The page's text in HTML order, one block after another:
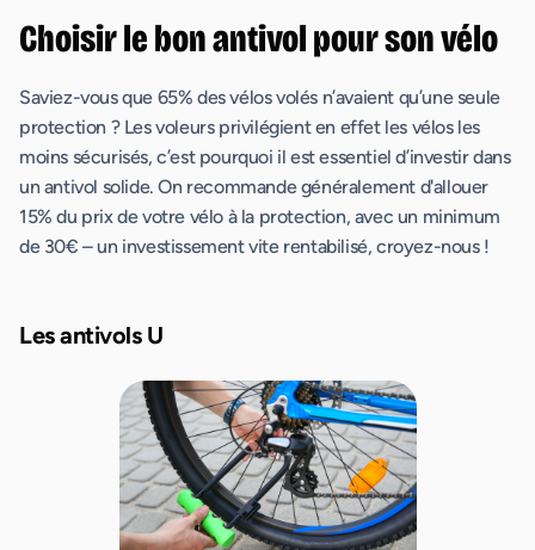
Choisir le bon antivol pour son vélo
Saviez-vous que 65% des vélos volés n’avaient qu’une seule
protection ? Les voleurs privilégient en effet les vélos les
moins sécurisés, c’est pourquoi il est essentiel d’investir dans
un antivol solide. On recommande généralement d'allouer
15% du prix de votre vélo à la protection, avec un minimum
de 30€ – un investissement vite rentabilisé, croyez-nous !
Les antivols U